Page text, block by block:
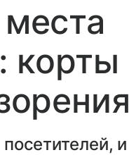
корты
и